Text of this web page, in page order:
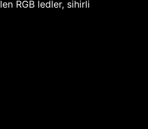
RGB ledler, sihirli